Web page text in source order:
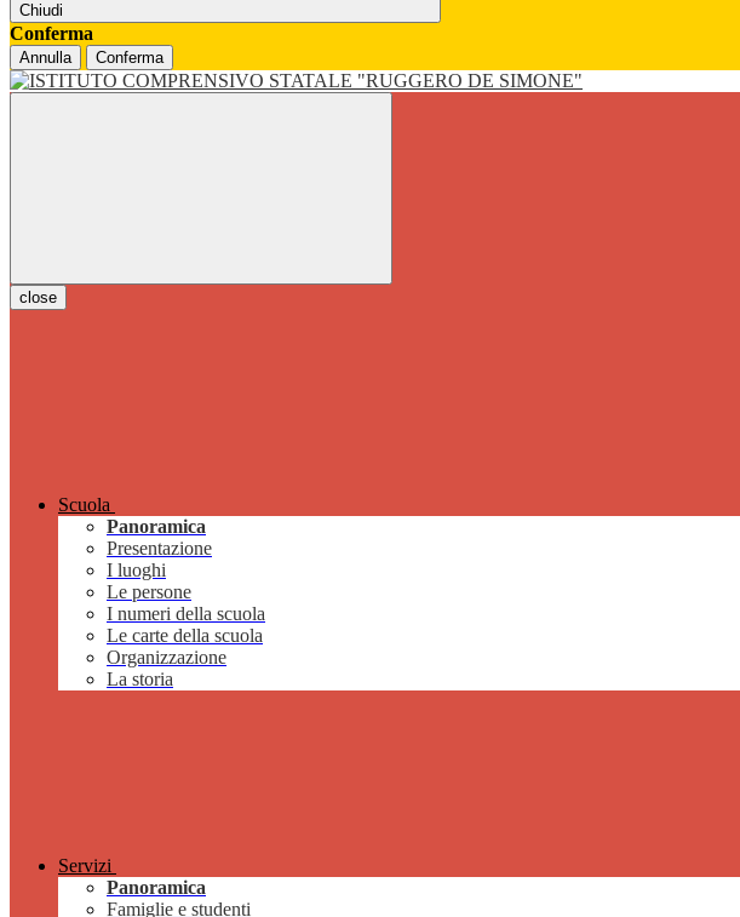
Chiudi
Conferma
Annulla Conferma
close
Scuola
Panoramica
Presentazione
I luoghi
Le persone
I numeri della scuola
Le carte della scuola
Organizzazione
La storia
Servizi
Panoramica
Famiglie e studenti